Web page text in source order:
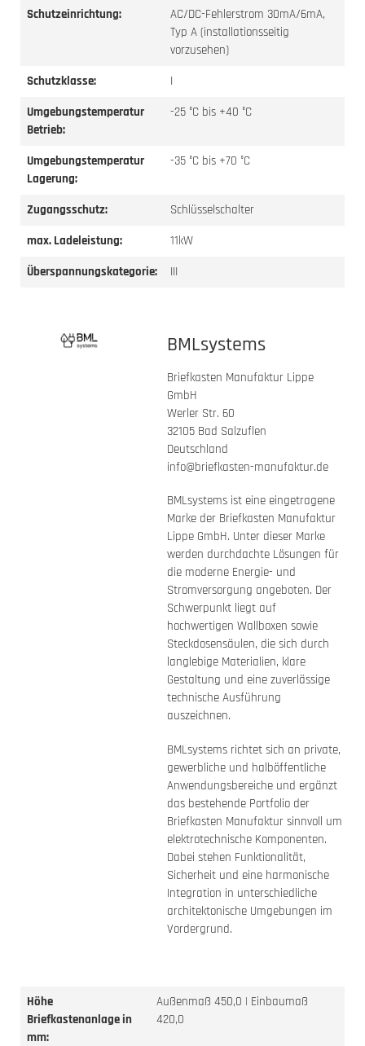
Schutzeinrichtung:
AC/DC-Fehlerstrom 30mA/6mA,
Typ A (installationsseitig
vorzusehen)
Schutzklasse:
I
Umgebungstemperatur
Betrieb:
-25 °C bis +40 °C
Umgebungstemperatur
Lagerung:
-35 °C bis +70 °C
Zugangsschutz:
Schlüsselschalter
max. Ladeleistung:
11kW
Überspannungskategorie:
III
BMLsystems
Briefkasten Manufaktur Lippe
GmbH
Werler Str. 60
32105 Bad Salzuflen
Deutschland
info@briefkasten-manufaktur.de
BMLsystems ist eine eingetragene
Marke der Briefkasten Manufaktur
Lippe GmbH. Unter dieser Marke
werden durchdachte Lösungen für
die moderne Energie- und
Stromversorgung angeboten. Der
Schwerpunkt liegt auf
hochwertigen Wallboxen sowie
Steckdosensäulen, die sich durch
langlebige Materialien, klare
Gestaltung und eine zuverlässige
technische Ausführung
auszeichnen.
BMLsystems richtet sich an private,
gewerbliche und halböffentliche
Anwendungsbereiche und ergänzt
das bestehende Portfolio der
Briefkasten Manufaktur sinnvoll um
elektrotechnische Komponenten.
Dabei stehen Funktionalität,
Sicherheit und eine harmonische
Integration in unterschiedliche
architektonische Umgebungen im
Vordergrund.
Höhe
Briefkastenanlage in
mm:
Außenmaß 450,0 | Einbaumaß
420,0